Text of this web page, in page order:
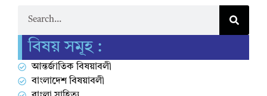
বিষয় সমূহ :
আন্তর্জাতিক বিষয়াবলী
বাংলাদেশ বিষয়াবলী